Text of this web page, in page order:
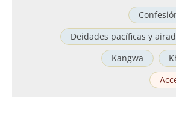
Deidades pacíficas y
Kangwa